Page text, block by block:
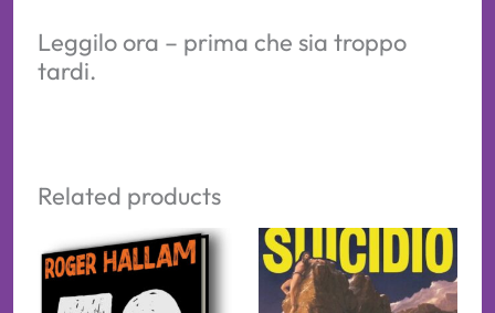
Leggilo ora – prima che sia troppo
tardi.
Related products